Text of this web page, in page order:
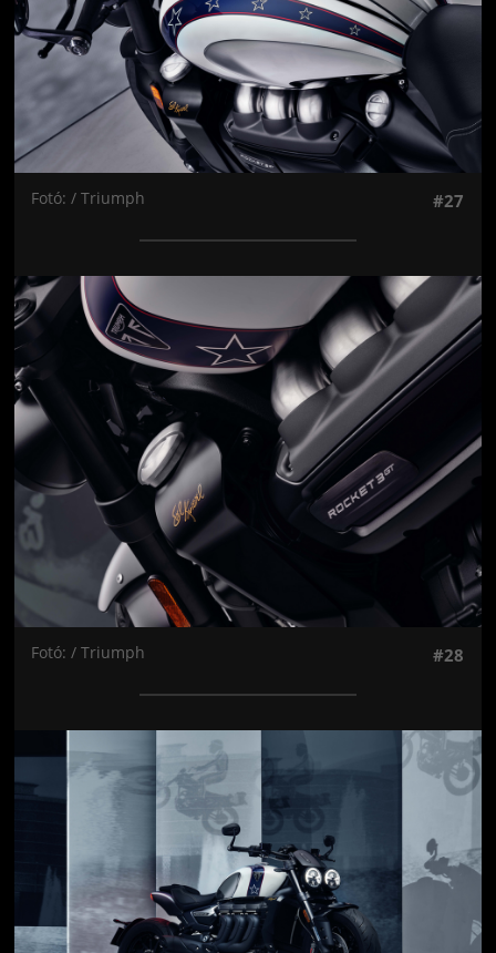
Fotó: / Triumph #27
Jön még kép!
Fotó: / Triumph #28
Jön még kép!